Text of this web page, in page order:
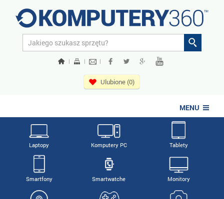
| | |
Ulubione (0)
MENU
Laptopy Komputery PC Tablety
Smartfony Smartwatche Monitory